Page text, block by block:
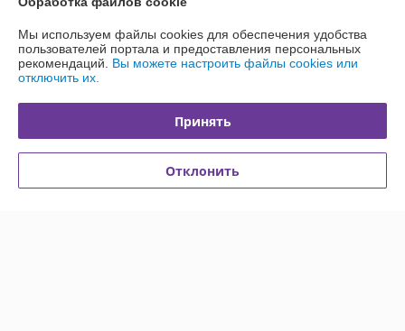
Контакты
Доставка и оплата
Полная версия сайта
Политика обработки cookies
Мы используем файлы cookies для обеспечения удобства
пользователей портала и предоставления персональных
рекомендаций. Вы можете настроить файлы cookies или
отключить их.
Принять
Отклонить